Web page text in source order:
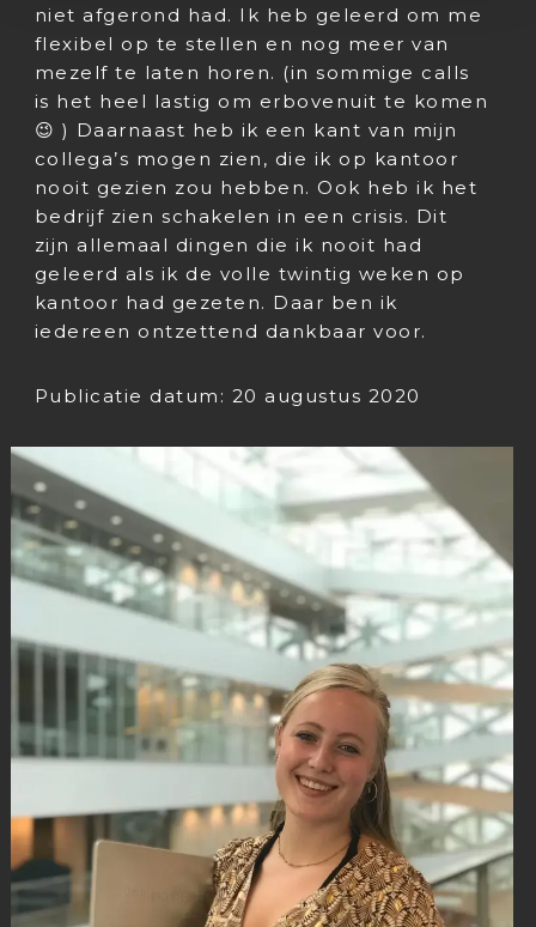
niet afgerond had. Ik heb geleerd om me
flexibel op te stellen en nog meer van
mezelf te laten horen. (in sommige calls
is het heel lastig om erbovenuit te komen
😉 ) Daarnaast heb ik een kant van mijn
collega’s mogen zien, die ik op kantoor
nooit gezien zou hebben. Ook heb ik het
bedrijf zien schakelen in een crisis. Dit
zijn allemaal dingen die ik nooit had
geleerd als ik de volle twintig weken op
kantoor had gezeten. Daar ben ik
iedereen ontzettend dankbaar voor.
Publicatie datum: 20 augustus 2020